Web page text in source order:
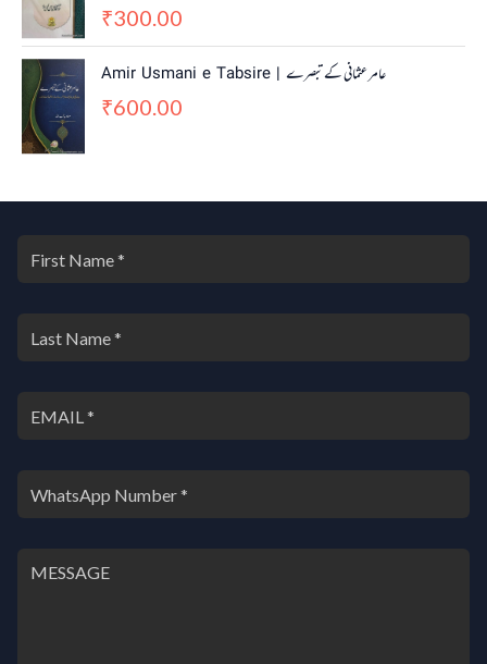
₹300.00
Amir Usmani e Tabsire | عامر عثمانی کے تبصرے
₹600.00